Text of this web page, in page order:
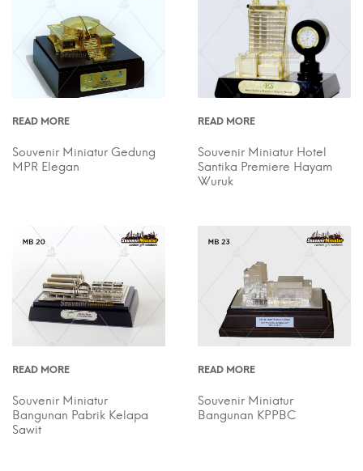
READ MORE
Souvenir Miniatur Gedung
MPR Elegan
READ MORE
Souvenir Miniatur Hotel
Santika Premiere Hayam
Wuruk
READ MORE
Souvenir Miniatur
Bangunan Pabrik Kelapa
Sawit
READ MORE
Souvenir Miniatur
Bangunan KPPBC